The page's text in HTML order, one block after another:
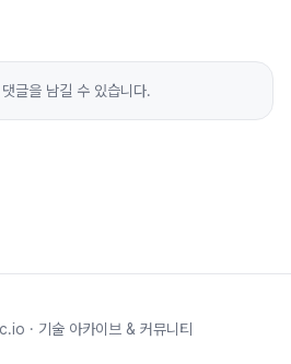
글을 남길 수 있습니다.
· 기술 아카이브 & 커뮤니티